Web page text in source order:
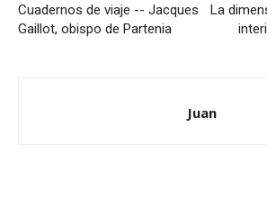
Cuadernos de viaje -- Jacques
Gaillot, obispo de Partenia
La
Juan